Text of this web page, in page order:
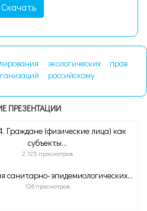
Скачать
экологических
прав
российскому
ПРЕЗЕНТАЦИИ
Граждане (физические лица) как
субъекты...
2 725 просмотров
санитарно-эпидемиологических...
126 просмотров